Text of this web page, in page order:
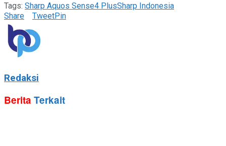
Tags: Sharp Aquos Sense4 PlusSharp Indonesia
Share
TweetPin
Redaksi
Berita Terkait